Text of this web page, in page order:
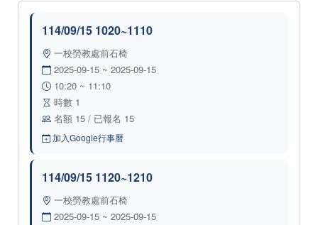
114/09/15 1020~1110
一校勞教處前石椅
2025-09-15 ~ 2025-09-15
10:20 ~ 11:10
時數 1
名額 15 / 已報名 15
加入Google行事曆
114/09/15 1120~1210
一校勞教處前石椅
2025-09-15 ~ 2025-09-15